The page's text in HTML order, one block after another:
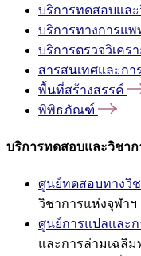
บริการทดสอบแล
บริการทางการแพ
บริการตรวจวิเค
สารสนเทศและกา
พื้นที่สร้างสรรค์
พิพิธภัณฑ์
บริการทดสอบและวิชาก
ศูนย์ทดสอบทางวิ
วิชาการแห่งจุฬาฯ
ศูนย์การแปลและก
และการล่ามเฉลิม